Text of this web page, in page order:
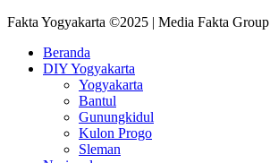
Fakta Yogyakarta ©2025 | Media Fakta Group
Beranda
DIY Yogyakarta
Yogyakarta
Bantul
Gunungkidul
Kulon Progo
Sleman